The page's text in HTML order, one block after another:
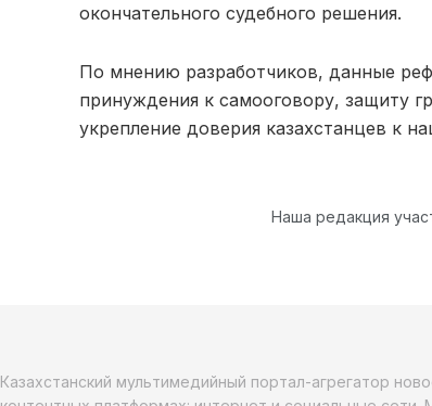
окончательного судебного решения.
По мнению разработчиков, данные
принуждения к самооговору, защиту
укрепление доверия казахстанцев к
Наша редакция
Казахстанский мультимедийный портал-агрегатор